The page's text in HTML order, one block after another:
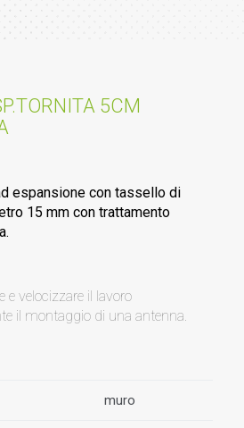
5CM
espansione con tassello di
15 mm con trattamento
e velocizzare il lavoro
il montaggio di una antenna.
muro